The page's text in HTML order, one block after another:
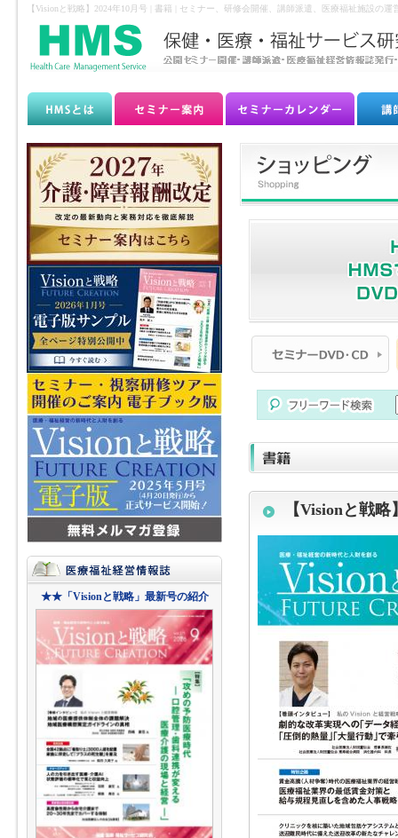
【Visionと戦略】2024年10月号 | 書籍 | セミナー、研修会開催、講師派遣、医療福祉施設
★★「Visionと戦略」最新号の紹介
【Visionと戦